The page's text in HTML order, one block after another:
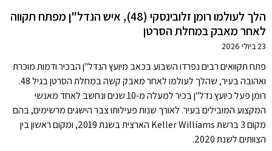
הלך לעולמו רומן זלובינסקי (48), איש הנדל"ן מפתח תקווה
לאחר מאבק במחלת הסרטן
23 ביולי 2026
פתח תקוואים רבים נפרדו השבוע בכאב מיועץ הנדל"ן הבכיר ודמות מוכרת
ואהובה בעיר, שהלך לעולמו לאחר מאבק קשה במחלת הסרטן בגיל 48.
רומן פעל כיועץ נדל"ן בכיר למעלה מ-10 שנים ונחשב לאחד מאנשי
המקצוע המובילים בעיר. לאורך שנות פעילותו צבר הישגים מרשימים, בהם
מקום 3 ברשת Keller Williams הארצית בשנת 2019, ומקום ראשון בין
הצוותים לשנת 2020.